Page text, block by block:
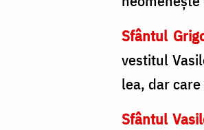
Sfântul
vestitul
lea, dar
Sfântul